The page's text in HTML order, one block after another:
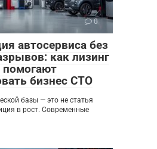
0
автосервиса без
как лизинг
помогают
бизнес СТО
базы — это не статья
в рост. Современные